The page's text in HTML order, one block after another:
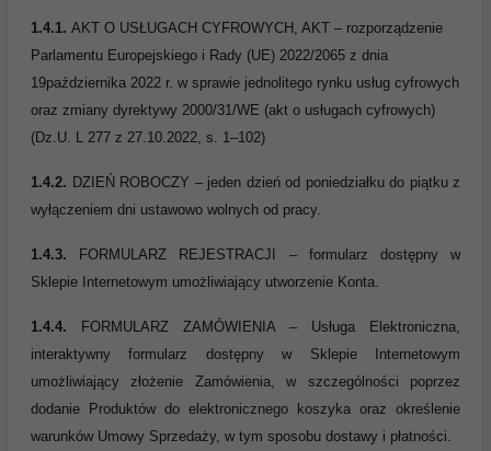
1.4.1. AKT O USŁUGACH CYFROWYCH, AKT – rozporządzenie
Parlamentu Europejskiego i Rady (UE) 2022/2065 z dnia
19października 2022 r. w sprawie jednolitego rynku usług cyfrowych
oraz zmiany dyrektywy 2000/31/WE (akt o usługach cyfrowych)
(Dz.U. L 277 z 27.10.2022, s. 1–102)
1.4.2. DZIEŃ ROBOCZY – jeden dzień od poniedziałku do piątku z
wyłączeniem dni ustawowo wolnych od pracy.
1.4.3. FORMULARZ REJESTRACJI – formularz dostępny w
Sklepie Internetowym umożliwiający utworzenie Konta.
1.4.4. FORMULARZ ZAMÓWIENIA – Usługa Elektroniczna,
interaktywny formularz dostępny w Sklepie Internetowym
umożliwiający złożenie Zamówienia, w szczególności poprzez
dodanie Produktów do elektronicznego koszyka oraz określenie
warunków Umowy Sprzedaży, w tym sposobu dostawy i płatności.